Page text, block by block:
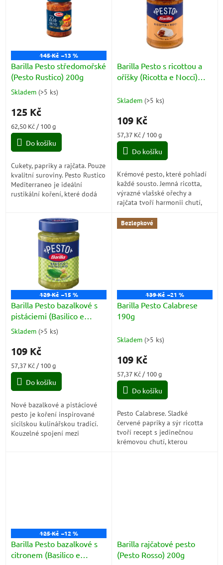
145 Kč –13 %
Barilla Pesto středomořské
(Pesto Rustico) 200g
Průměrné
produktu
5,0
5
Skladem (>5 ks)
125 Kč
Měrná
cena:
62,50 Kč / 100 g
Do košíku
Cukety, papriky a rajčata. Pouze
kvalitní suroviny. Pesto Rustico
Mediterraneo je ideální
rustikální koření, které dodá
Barilla Pesto s ricottou a
oříšky (Ricotta e Nocci)
Skladem (>5 ks)
109 Kč
Měrná
cena:
57,37 Kč / 100 g
Do košíku
Krémové pesto, které pohladí
každé sousto. Jemná ricotta,
výrazné vlašské ořechy a
rajčata tvoří harmonii chutí,
Sicílii.
129 Kč –15 %
Barilla Pesto bazalkové s
pistáciemi (Basilico e
Pistacchio) 190g
Průměrné
produktu
5,0
5
Skladem (>5 ks)
109 Kč
Měrná
cena:
57,37 Kč / 100 g
Do košíku
Nové bazalkové a pistáciové
pesto je koření inspirované
sicilskou kulinářskou tradicí.
Kouzelné spojení mezi
Bezlepkové
139 Kč –21 %
Barilla Pesto Calabrese
190g
Skladem (>5 ks)
109 Kč
Měrná
cena:
57,37 Kč / 100 g
Do košíku
Pesto Calabrese. Sladké
červené papriky a sýr ricotta
tvoří recept s jedinečnou
krémovou chutí, kterou
125 Kč –12 %
Barilla Pesto bazalkové s
citronem (Basilico e
Barilla rajčatové pesto
(Pesto Rosso) 200g